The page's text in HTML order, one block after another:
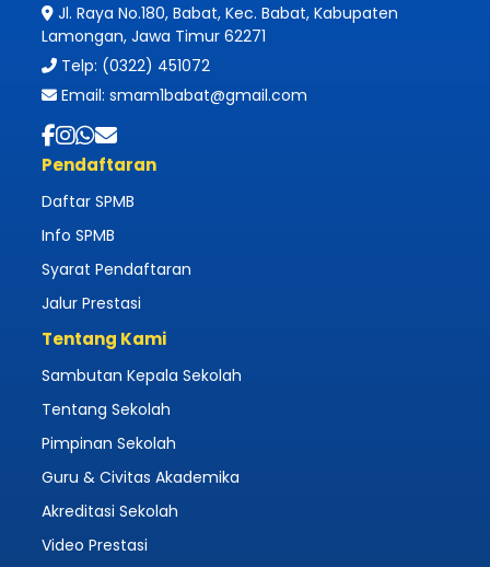
Jl. Raya No.180, Babat, Kec. Babat, Kabupaten
Lamongan, Jawa Timur 62271
Telp: (0322) 451072
Email: smam1babat@gmail.com
Pendaftaran
Daftar SPMB
Info SPMB
Syarat Pendaftaran
Jalur Prestasi
Tentang Kami
Sambutan Kepala Sekolah
Tentang Sekolah
Pimpinan Sekolah
Guru & Civitas Akademika
Akreditasi Sekolah
Video Prestasi